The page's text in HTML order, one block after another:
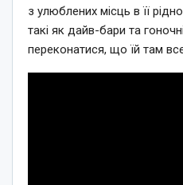
з улюблених місць в її
такі як дайв-бари та
переконатися, що їй там